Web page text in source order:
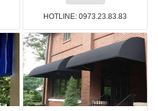
HOTLINE: 0973.23.83.83